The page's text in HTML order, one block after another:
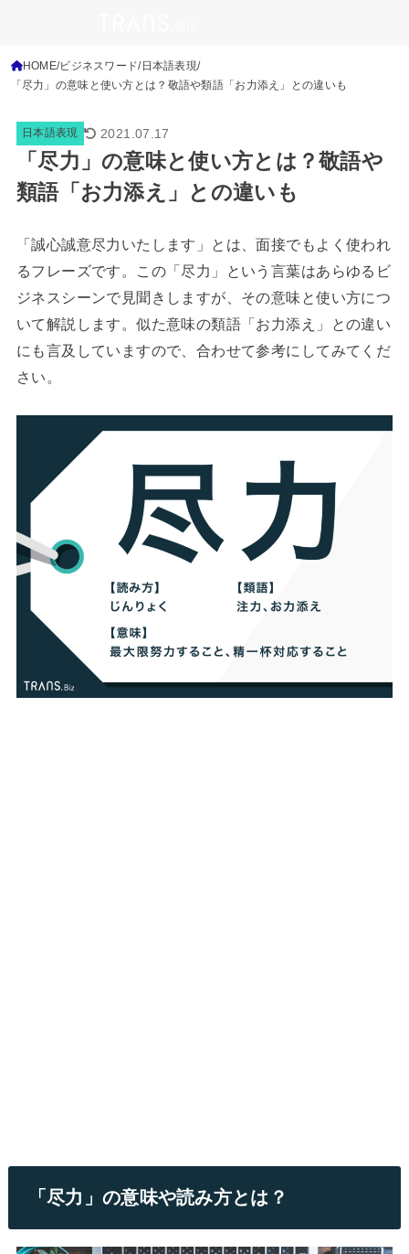
HOME ビジネスワード 日本語表現
「尽力」の意味と使い方とは？敬語や類語「お力添え」との違いも
日本語表現 2021.07.17
「尽力」の意味と使い方とは？敬語や
類語「お力添え」との違いも
「誠心誠意尽力いたします」とは、面接でもよく使われ
るフレーズです。この「尽力」という言葉はあらゆるビ
ジネスシーンで見聞きしますが、その意味と使い方につ
いて解説します。似た意味の類語「お力添え」との違い
にも言及していますので、合わせて参考にしてみてくだ
さい。
「尽力」の意味や読み方とは？